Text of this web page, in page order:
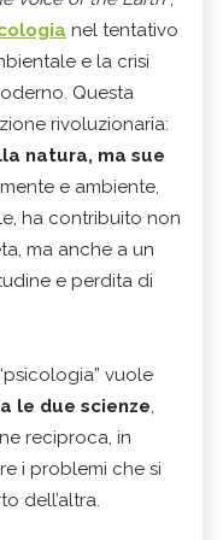
nel tentativo
e la crisi
Questa
rivoluzionaria:
natura, ma sue
e ambiente,
ha contribuito non
ma anche a un
e perdita di
vuole
le due scienze,
reciproca, in
i problemi che si
dell’altra.